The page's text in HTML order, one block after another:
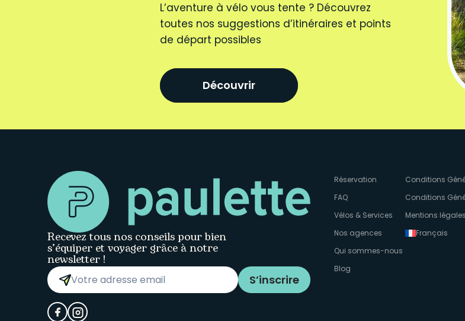
L’aventure à vélo vous tente ? Découvrez
toutes nos suggestions d’itinéraires et points
de départ possibles
Découvrir
Recevez tous nos conseils pour bien
s’équiper et voyager grâce à notre
newsletter !
S’inscrire
Réservation
FAQ
Vélos & Services
Nos agences
Qui sommes-nous
Blog
Conditions
Conditions
Mentions légales
Français